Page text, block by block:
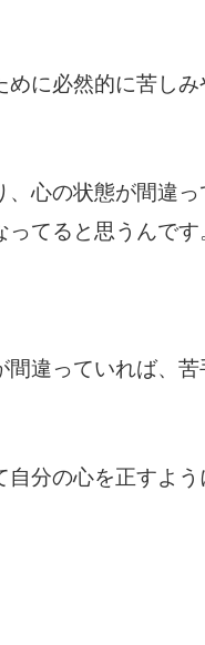
めに必然的に苦し
、心の状態が間違
てると思うんです
間違っていれば、
分の心を正すよう